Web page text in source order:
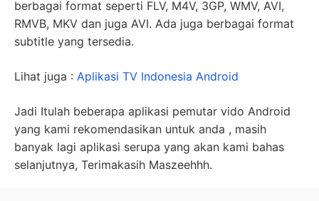
berbagai format seperti FLV, M4V, 3GP, WMV, AVI,
RMVB, MKV dan juga AVI. Ada juga berbagai format
subtitle yang tersedia.
Lihat juga : Aplikasi TV Indonesia Android
Jadi Itulah beberapa aplikasi pemutar vido Android
yang kami rekomendasikan untuk anda , masih
banyak lagi aplikasi serupa yang akan kami bahas
selanjutnya, Terimakasih Maszeehhh.